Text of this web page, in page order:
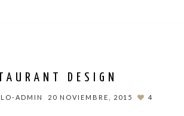
DESIGN
ADMIN 20 NOVIEMBRE, 2015 4